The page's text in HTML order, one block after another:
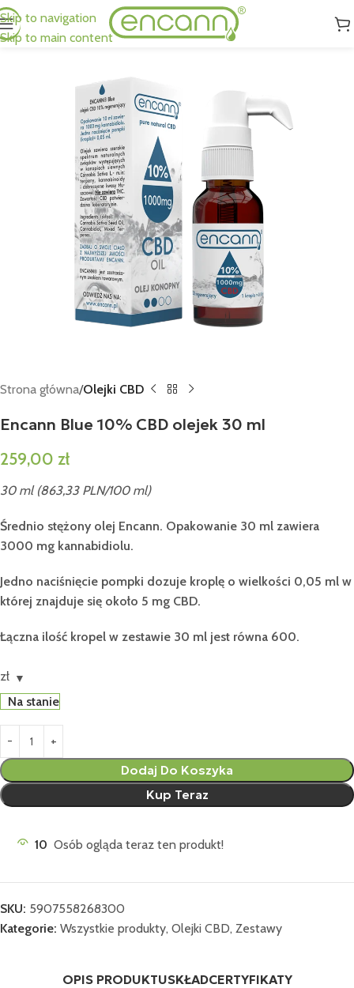
Skip to navigation
Skip to main content
Strona główna Olejki CBD
Encann Blue 10% CBD olejek 30 ml
259,00 zł
30 ml (863,33 PLN/100 ml)
Średnio stężony olej Encann. Opakowanie 30 ml zawiera
3000 mg kannabidiolu.
Jedno naciśnięcie pompki dozuje kroplę o wielkości 0,05 ml w
której znajduje się około 5 mg CBD.
Łączna ilość kropel w zestawie 30 ml jest równa 600.
zł
Na stanie
Dodaj Do Koszyka
Kup Teraz
10 Osób ogląda teraz ten produkt!
SKU: 5907558268300
Kategorie: Wszystkie produkty, Olejki CBD, Zestawy
OPIS PRODUKTUSKŁADCERTYFIKATY